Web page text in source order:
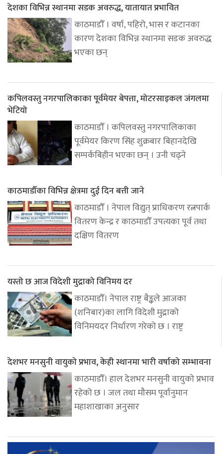
देशका विभिन्न स्थानमा सडक अवरुद्ध, यातायात प्रभावित
काठमाडौँ । वर्षा, पहिरो, भास र कटानका
कारण देशका विभिन्न स्थानमा सडक अवरुद्ध
भएका छन्
कपिलवस्तु नगरपालिकाका पूर्वमेयर बेपत्ता, मोटरसाइकल जंगलमा
भेटियो
काठमाडौँ । कपिलवस्तु नगरपालिकाका
पूर्वमेयर किरण सिंह शुक्रबार बिहानदेखि
सम्पर्कबिहीन भएका छन् । उनी चढ्ने
काठमाडौँका विभिन्न क्षेत्रमा दुई दिन बत्ती जाने
काठमाडौँ । नेपाल विद्युत् प्राधिकरण रत्नपार्क
वितरण केन्द्र र काठमाडौँ उपत्यका पूर्व तथा
दक्षिण वितरण
यस्तो छ आज विदेशी मुद्राको विनिमय दर
काठमाडौँ। नेपाल राष्ट्र बैङ्कले आजका
(शनिबार)का लागि विदेशी मुद्राको
विनिमयदर निर्धारण गरेको छ । राष्ट्र
देशभर मनसुनी वायुको प्रभाव, केही स्थानमा भारी वर्षाको सम्भावना
काठमाडौँ। हाल देशभर मनसुनी वायुको प्रभाव
रहेको छ । जल तथा मौसम पूर्वानुमान
महाशाखाका अनुसार